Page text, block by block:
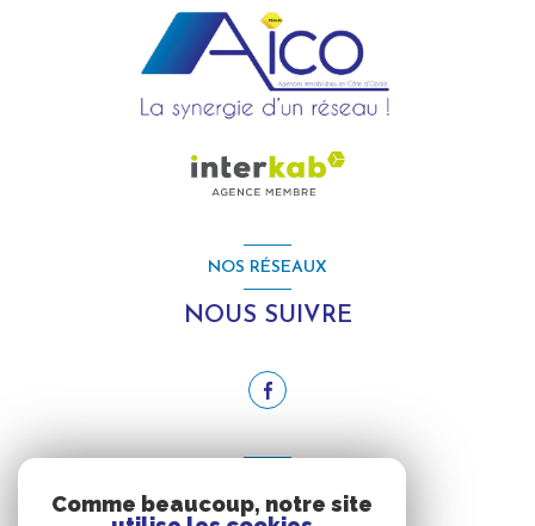
NOS RÉSEAUX
NOUS SUIVRE
Comme beaucoup, notre site